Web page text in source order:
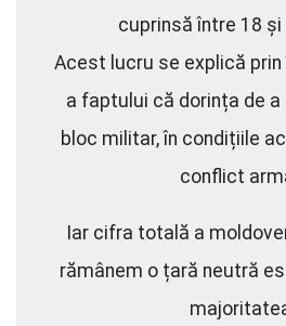
cuprinsă între 18 și
Acest lucru se explică
a faptului că dorința de a
bloc militar, în condițiile
conflict
Iar cifra totală a
rămânem o țară neutră